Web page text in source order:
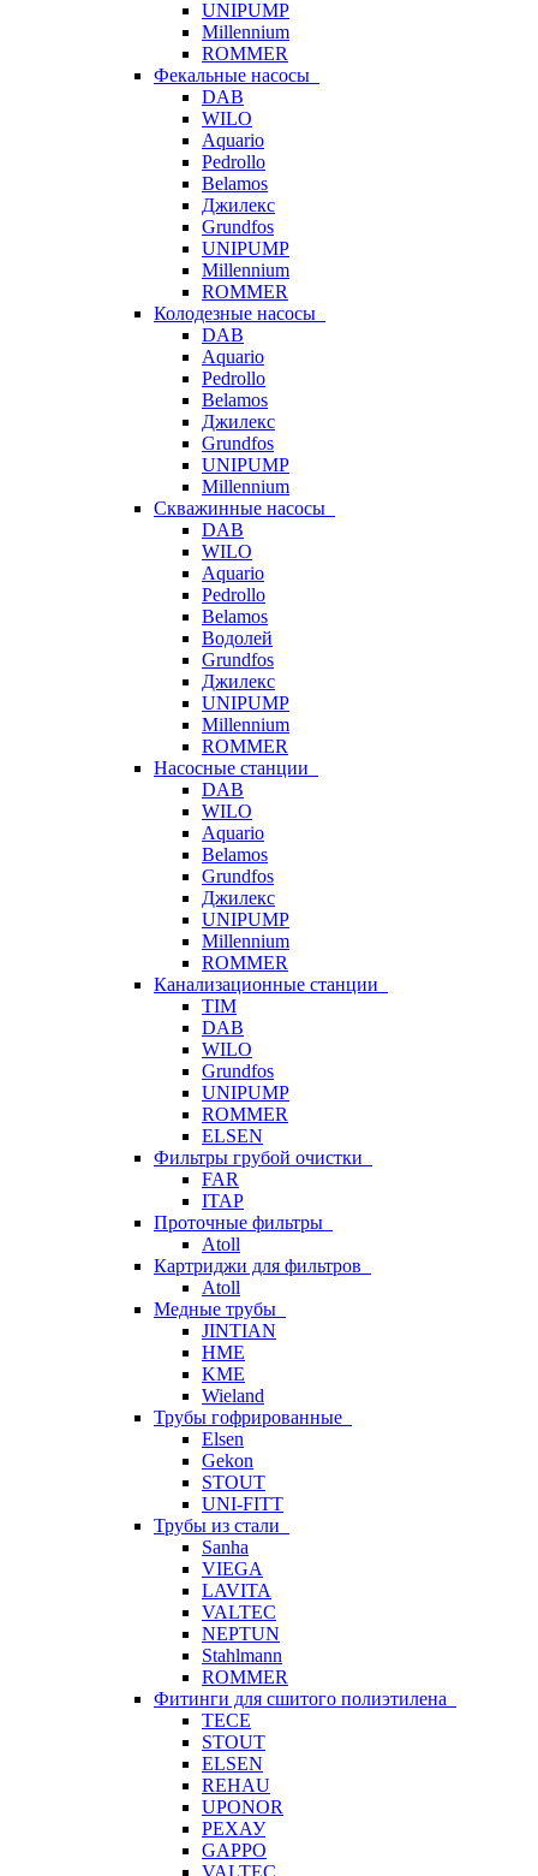
UNIPUMP
Millennium
ROMMER
Фекальные насосы
DAB
WILO
Aquario
Pedrollo
Belamos
Джилекс
Grundfos
UNIPUMP
Millennium
ROMMER
Колодезные насосы
DAB
Aquario
Pedrollo
Belamos
Джилекс
Grundfos
UNIPUMP
Millennium
Скважинные насосы
DAB
WILO
Aquario
Pedrollo
Belamos
Водолей
Grundfos
Джилекс
UNIPUMP
Millennium
ROMMER
Насосные станции
DAB
WILO
Aquario
Belamos
Grundfos
Джилекс
UNIPUMP
Millennium
ROMMER
Канализационные станции
TIM
DAB
WILO
Grundfos
UNIPUMP
ROMMER
ELSEN
Фильтры грубой очистки
FAR
ITAP
Проточные фильтры
Atoll
Картриджи для фильтров
Atoll
Медные трубы
JINTIAN
HME
KME
Wieland
Трубы гофрированные
Elsen
Gekon
STOUT
UNI-FITT
Трубы из стали
Sanha
VIEGA
LAVITA
VALTEC
NEPTUN
Stahlmann
ROMMER
Фитинги для сшитого полиэтилена
TECE
STOUT
ELSEN
REHAU
UPONOR
РЕХАУ
GAPPO
VALTEC